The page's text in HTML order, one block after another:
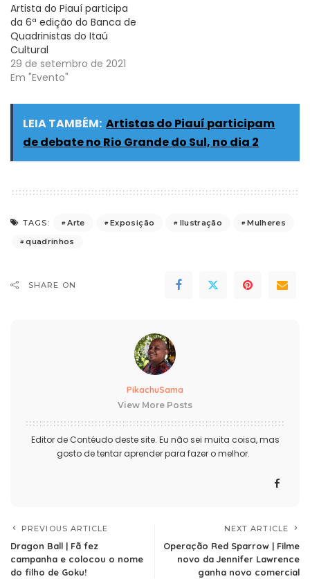
Artista do Piauí participa
da 6ª edição do Banca de
Quadrinistas do Itaú
Cultural
29 de setembro de 2021
Em "Evento"
LEIA TAMBÉM: Artistas do Piauí participam
de debate no Rio Grande do Sul, no dia 2
TAGS: Arte Exposição Ilustração
Mulheres
quadrinhos
SHARE ON
PikachuSama
View More Posts
Editor de Contéudo deste site. Eu não sei muita coisa, mas
gosto de tentar aprender para fazer o melhor.
PREVIOUS ARTICLE
Dragon Ball | Fã fez
campanha e colocou o nome
do filho de Goku!
NEXT ARTICLE
Operação Red Sparrow | Filme
novo da Jennifer Lawrence
ganha novo comercial